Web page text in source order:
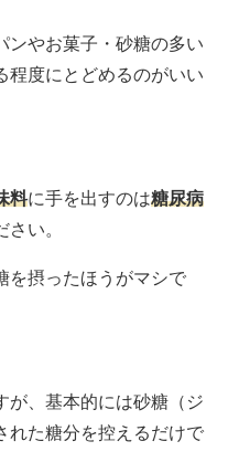
ンやお菓子・砂糖の多い
程度にとどめるのがいい
料に手を出すのは糖尿病
さい。
を摂ったほうがマシで
が、基本的には砂糖（ジ
れた糖分を控えるだけで